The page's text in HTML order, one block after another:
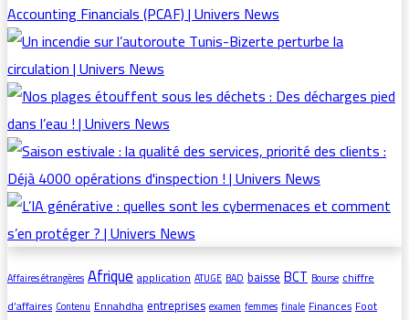
Affaires étrangères Afriqueapplication ATUGE BAD baisseBCT Bourse chiffre
d’affaires Contenu Ennahdhaentreprises examen femmes finale FinancesFoot